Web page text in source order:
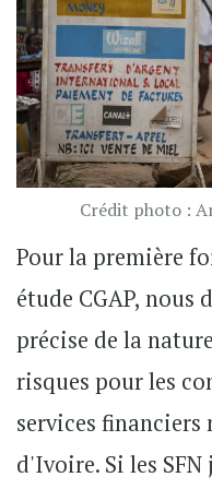
Crédit photo :
Pour la première
étude CGAP, nous
précise de la
risques pour les
services financiers
d'Ivoire. Si les